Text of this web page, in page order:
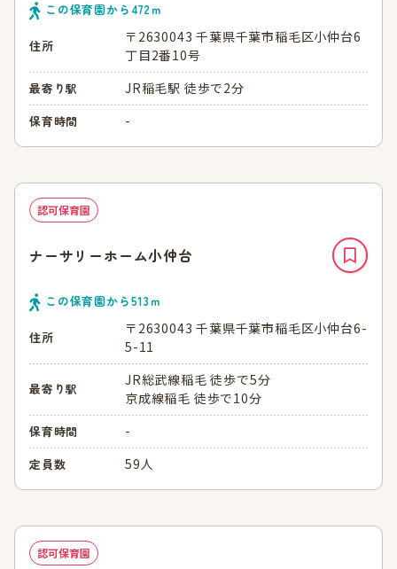
この保育園から 472ｍ
住所
〒2630043 千葉県千葉市稲毛区小仲台6
丁目2番10号
最寄り駅 JR稲毛駅 徒歩で2分
保育時間 -
認可保育園
ナーサリーホーム小仲台
この保育園から513ｍ
住所
〒2630043 千葉県千葉市稲毛区小仲台6-
5-11
最寄り駅
JR総武線稲毛 徒歩で5分
京成線稲毛 徒歩で10分
保育時間 -
定員数 59人
認可保育園